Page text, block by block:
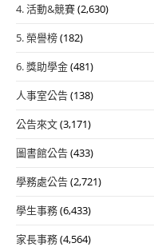
4. 活動&競賽(2,630)
5. 榮譽榜(182)
6. 獎助學金(481)
人事室公告(138)
公告來文(3,171)
圖書館公告(433)
學務處公告(2,721)
學生事務(6,433)
家長事務(4,564)